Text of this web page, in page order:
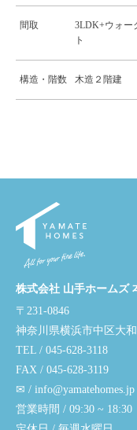
間取
3LDK+ウォー
ト
構造・階数 木造２階建
株式会社 山手ホームズ
〒231-0846
神奈川県横浜市中区大
TEL / 045-628-3118
FAX / 045-628-3119
✉ / info@yamatehomes.jp
営業時間 / 09:30 ~ 18:30